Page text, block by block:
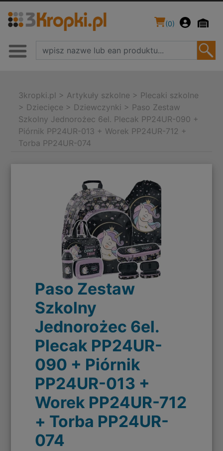
(0)
3kropki.pl > Artykuły szkolne > Plecaki szkolne
> Dziecięce > Dziewczynki > Paso Zestaw
Szkolny Jednorożec 6el. Plecak PP24UR-090 +
Piórnik PP24UR-013 + Worek PP24UR-712 +
Torba PP24UR-074
Paso Zestaw
Szkolny
Jednorożec 6el.
Plecak PP24UR-
090 + Piórnik
PP24UR-013 +
Worek PP24UR-712
+ Torba PP24UR-
074